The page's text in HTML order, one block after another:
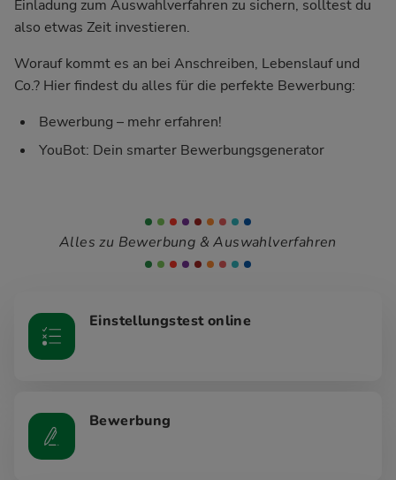
Einladung zum Auswahlverfahren zu sichern, solltest du
also etwas Zeit investieren.
Worauf kommt es an bei Anschreiben, Lebenslauf und
Co.? Hier findest du alles für die perfekte Bewerbung:
Bewerbung – mehr erfahren!
YouBot: Dein smarter Bewerbungsgenerator
Alles zu Bewerbung & Auswahlverfahren
Einstellungstest online
Bewerbung